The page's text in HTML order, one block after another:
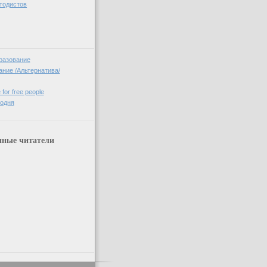
/Альтернатива/
for free people
читатели